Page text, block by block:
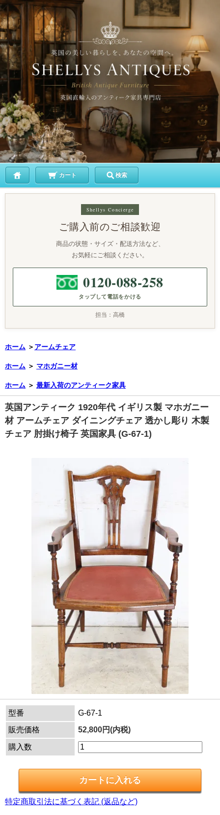
カート 検索
Shellys Concierge
ご購入前のご相談歓迎
商品の状態・サイズ・配送方法など、
お気軽にご相談ください。
0120-088-258
タップして電話をかける
担当：高橋
ホーム ＞ アームチェア
ホーム ＞ マホガニー材
ホーム ＞ 最新入荷のアンティーク家具
英国アンティーク 1920年代 イギリス製 マホガニー
材 アームチェア ダイニングチェア 透かし彫り 木製
チェア 肘掛け椅子 英国家具 (G-67-1)
型番
G-67-1
販売価格
52,800円(内税)
購入数
特定商取引法に基づく表記 (返品など)